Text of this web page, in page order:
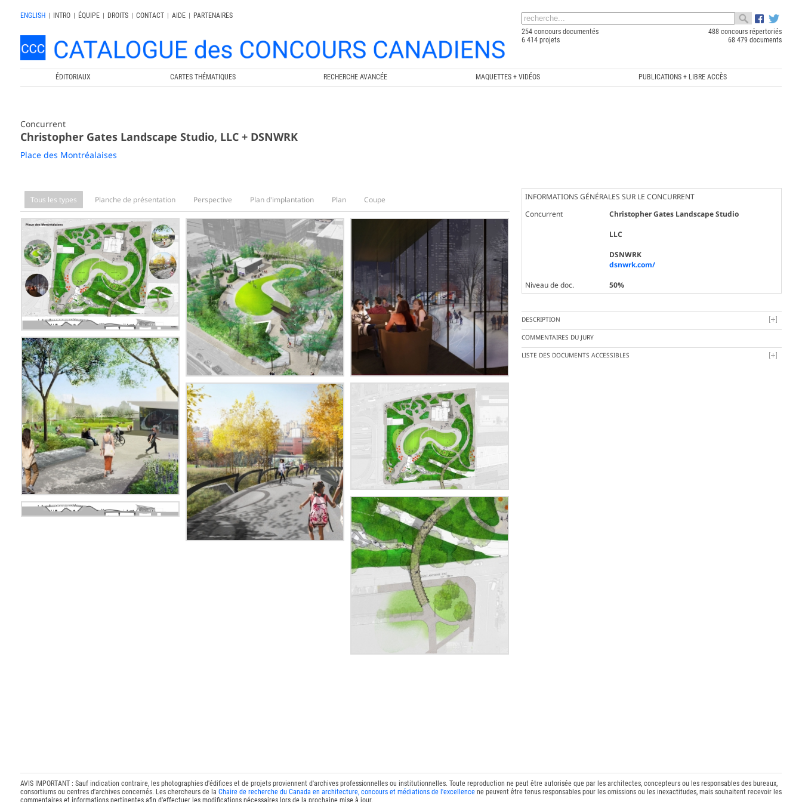
ENGLISH | INTRO | ÉQUIPE | DROITS | CONTACT | AIDE |
PARTENAIRES
254 concours documentés
488 concours répertoriés
6 414 projets
68 479 documents
ÉDITORIAUX CARTES THÉMATIQUES RECHERCHE AVANCÉE MAQUETTES + VIDÉOS PUBLICATIONS + LIBRE ACCÈS
Concurrent
Christopher Gates Landscape Studio, LLC + DSNWRK
Place des Montréalaises
Tous les types Planche de présentation Perspective Plan d'implantation Plan Coupe
INFORMATIONS GÉNÉRALES SUR LE CONCURRENT
Concurrent
Christopher Gates Landscape Studio
LLC
DSNWRK
dsnwrk.com/
Niveau de doc.
50%
DESCRIPTION
COMMENTAIRES DU JURY
LISTE DES DOCUMENTS ACCESSIBLES
AVIS IMPORTANT : Sauf indication contraire, les photographies d'édifices et de projets proviennent d'archives professionnelles ou institutionnelles. Toute reproduction ne peut être autorisée que par les architectes, concepteurs ou les responsables des bureaux,
consortiums ou centres d'archives concernés. Les chercheurs de la Chaire de recherche du Canada en architecture, concours et médiations de l'excellencene peuvent être tenus responsables pour les omissions ou les inexactitudes, mais souhaitent recevoir les
commentaires et informations pertinentes afin d'effectuer les modifications nécessaires lors de la prochaine mise à jour.